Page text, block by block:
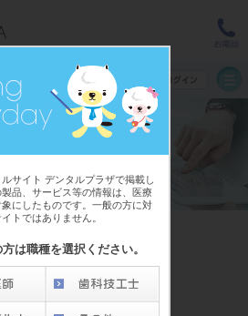
サイト デンタルプラザで掲載し
品、サービス等の情報は、医療
にしたものです。一般の方に対
トではありません。
は職種を選択ください。
Club メール」の
のものであり、
ございます。